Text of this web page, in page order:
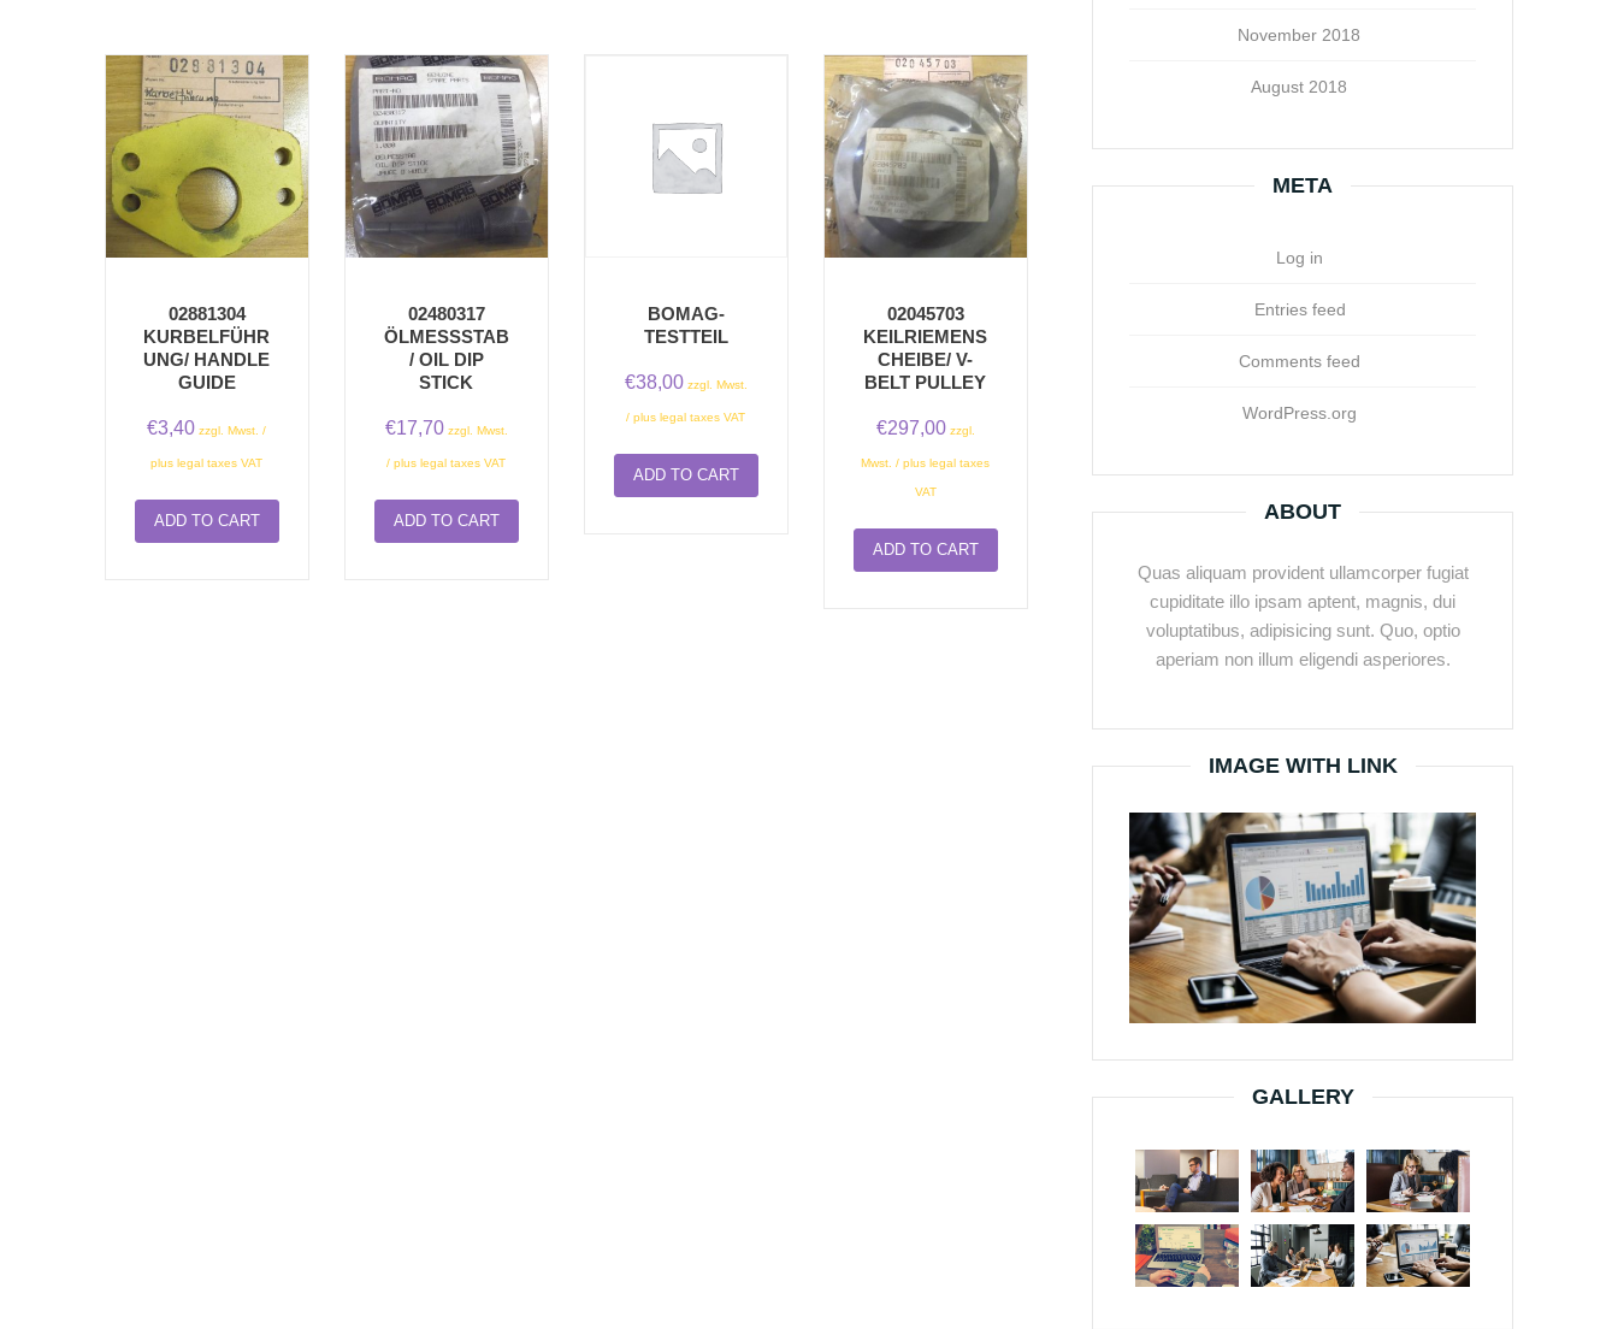
02881304
KURBELFÜHR
UNG/ HANDLE
GUIDE
€3,40 zzgl. Mwst. /
plus legal taxes VAT
ADD TO CART
02480317
ÖLMESSSTAB/
OIL DIP S
TICK
€17,70 zzgl. Mwst.
/ plus legal taxes VAT
ADD TO CART
BOMAG-
TESTTEIL
€38,00 zzgl. Mwst.
/ plus legal taxes VAT
ADD TO CART
02045703
KEILRIEMENS
CHEIBE/ V-
BELT PULLEY
€297,00 zzgl.
Mwst. / plus legal taxes
VAT
ADD TO CART
November 2018
August 2018
META
Log in
Entries feed
Comments feed
WordPress.org
ABOUT
Quas aliquam provident ullamcorper fugiat
cupiditate illo ipsam aptent, magnis, dui
voluptatibus, adipisicing sunt. Quo, optio
aperiam non illum eligendi asperiores.
IMAGE WITH LINK
GALLERY